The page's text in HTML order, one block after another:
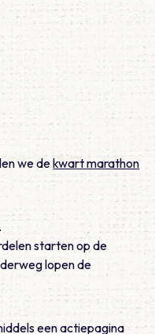
we dekwart marathon
starten op de
lopen de
een actiepagina